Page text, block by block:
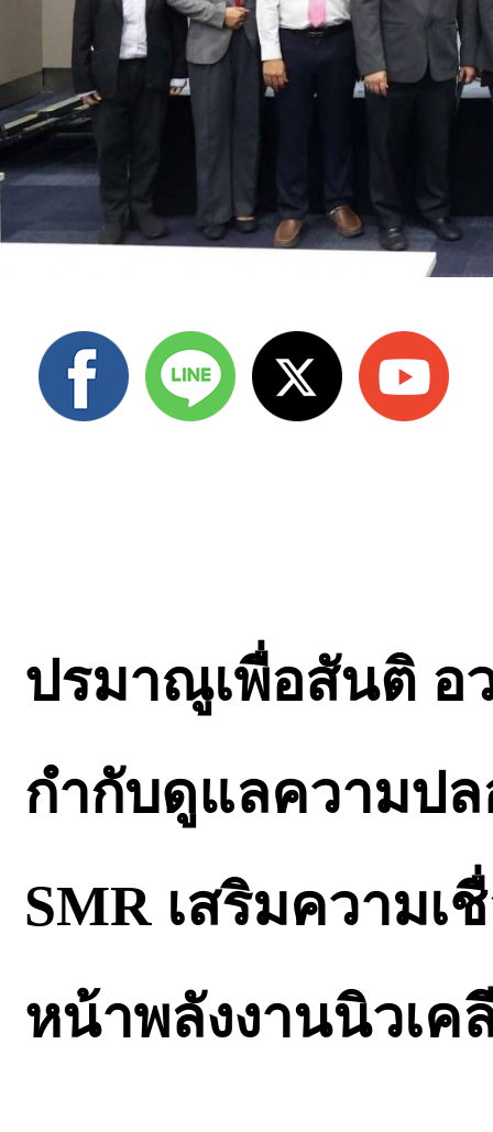
ปรมาณูเพื่อสันติ อ
กำกับดูแลความปล
SMR เสริมความเ
หน้าพลังงานนิวเค